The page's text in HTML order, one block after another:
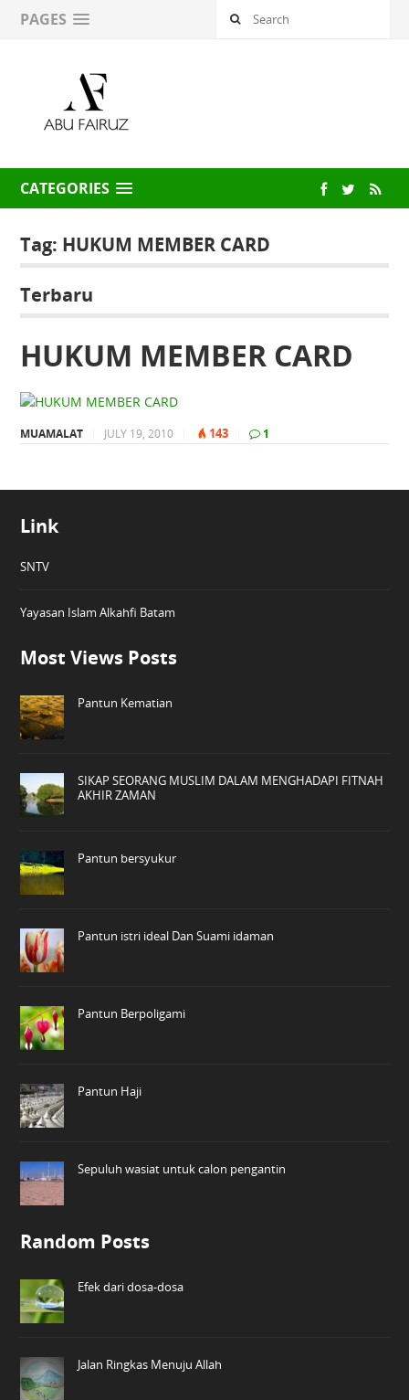
PAGES
CATEGORIES
Tag: HUKUM MEMBER CARD
Terbaru
HUKUM MEMBER CARD
MUAMALAT JULY 19, 2010 143 1
Link
SNTV
Yayasan Islam Alkahfi Batam
Most Views Posts
Pantun Kematian
SIKAP SEORANG MUSLIM DALAM MENGHADAPI FITNAH
AKHIR ZAMAN
Pantun bersyukur
Pantun istri ideal Dan Suami idaman
Pantun Berpoligami
Pantun Haji
Sepuluh wasiat untuk calon pengantin
Random Posts
Efek dari dosa-dosa
Jalan Ringkas Menuju Allah